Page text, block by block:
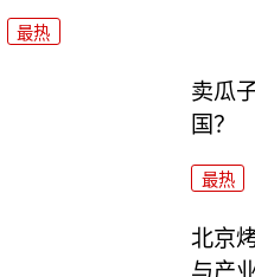
最热
卖瓜
国？
最热
北京
与产